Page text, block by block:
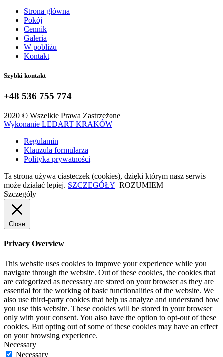
Strona główna
Pokój
Cennik
Galeria
W pobliżu
Kontakt
Szybki kontakt
+48 536 755 774
2020 © Wszelkie Prawa Zastrzeżone
Wykonanie LEDART KRAKÓW
Regulamin
Klauzula formularza
Polityka prywatności
Ta strona używa ciasteczek (cookies), dzięki którym nasz serwis
może działać lepiej. SZCZEGÓŁY ROZUMIEM
Szczegóły
Close
Privacy Overview
This website uses cookies to improve your experience while you
navigate through the website. Out of these cookies, the cookies that
are categorized as necessary are stored on your browser as they are
essential for the working of basic functionalities of the website. We
also use third-party cookies that help us analyze and understand how
you use this website. These cookies will be stored in your browser
only with your consent. You also have the option to opt-out of these
cookies. But opting out of some of these cookies may have an effect
on your browsing experience.
Necessary
Necessary